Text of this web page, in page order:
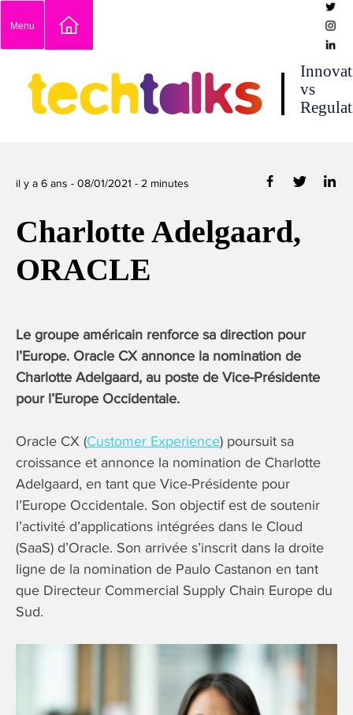
content
Menu
techtalks
vs
il y a 6 ans - 08/01/2021 - 2 minutes
Charlotte Adelgaard,
ORACLE
Le groupe américain renforce sa direction pour
l’Europe. Oracle CX annonce la nomination de
Charlotte Adelgaard, au poste de Vice-Présidente
pour l’Europe Occidentale.
Oracle CX (Customer Experience) poursuit sa
croissance et annonce la nomination de Charlotte
Adelgaard, en tant que Vice-Présidente pour
l’Europe Occidentale. Son objectif est de soutenir
l’activité d’applications intégrées dans le Cloud
(SaaS) d’Oracle. Son arrivée s’inscrit dans la droite
ligne de la nomination de Paulo Castanon en tant
que Directeur Commercial Supply Chain Europe du
Sud.